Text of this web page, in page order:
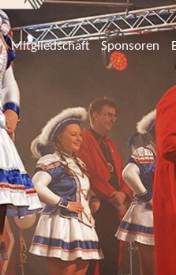
Mitgliedschaft Sponsoren